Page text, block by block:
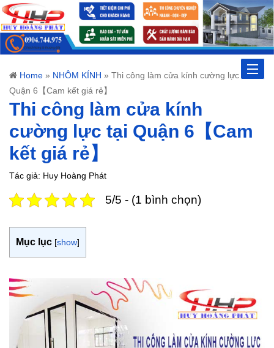
Toggle
Home » NHÔM KÍNH » Thi công làm cửa kính cường lực tại
Quận 6【Cam kết giá rẻ】
Thi công làm cửa kính
cường lực tại Quận 6【Cam
kết giá rẻ】
Tác giả: Huy Hoàng Phát
5/5 - (1 bình chọn)
Mục lục [show]